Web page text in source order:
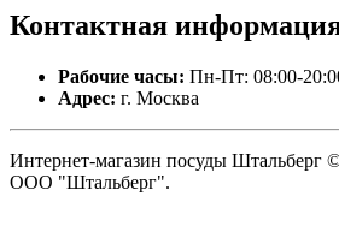
Контактная
Рабочие часы: Пн-Пт: 08:00-
Адрес: г. Москва
Интернет-магазин посуды Штальберг
ООО "Штальберг".